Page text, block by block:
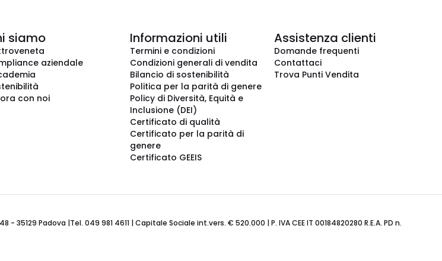
siamo
aziendale
con noi
Informazioni utili
Termini e condizioni
Condizioni generali di vendita
Bilancio di sostenibilità
Politica per la parità di genere
Policy di Diversità, Equità e
Inclusione (DEI)
Certificato di qualità
Certificato per la parità di
genere
Certificato GEEIS
Assistenza clienti
Domande frequenti
Contattaci
Trova Punti Vendita
35129 Padova |Tel. 049 981 4611 | Capitale Sociale int.vers. € 520.000 | P. IVA CEE IT 00184820280 R.E.A. PD n.